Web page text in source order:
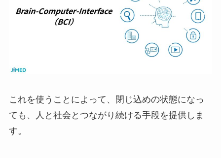
これを使うことによって、閉じ込めの状態になっ
ても、人と社会とつながり続ける手段を提供しま
す。